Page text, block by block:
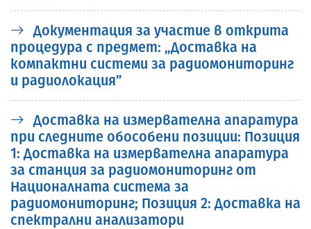
Документация за участие в открита
процедура с предмет: „Доставка на
компактни системи за радиомониторинг
и радиолокация”
Доставка на измервателна апаратура
при следните обособени позиции: Позиция
1: Доставка на измервателна апаратура
за станция за радиомониторинг от
Националната система за
радиомониторинг; Позиция 2: Доставка на
спектрални анализатори